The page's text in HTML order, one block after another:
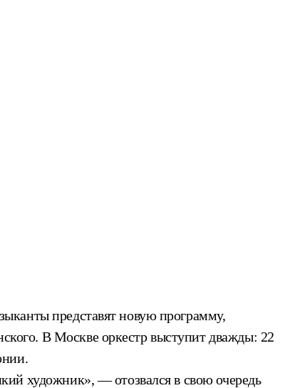
представят новую программу,
В Москве оркестр выступит дважды: 22
художник», — отозвался в свою очередь